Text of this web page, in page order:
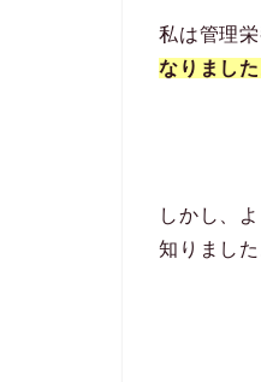
私は管理
なりました
しかし、
知りました